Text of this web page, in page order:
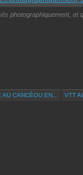
photographiquement, et
CANCÉOU EN... VTT